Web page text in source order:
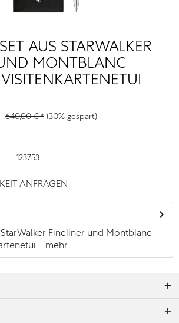
AUS STARWALKER
MONTBLANC
640,00 € * (30% gespart)
123753
ANFRAGEN
Fineliner und Montblanc
mehr